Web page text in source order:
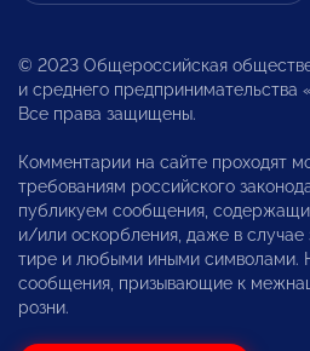
© 2023 Общероссийская
и среднего
Все права защищены.
Комментарии на сайте проходят
требованиям российского
публикуем сообщения,
и/или оскорбления, даже в случае
тире и любыми иными символами.
сообщения, призывающие к
розни.